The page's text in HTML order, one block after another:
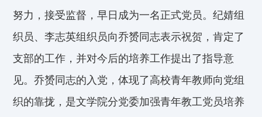
努力，接受监督，早日成为一名正式党员。纪婧组
织员、李志英组织员向乔赟同志表示祝贺，肯定了
支部的工作，并对今后的培养工作提出了指导意
见。乔赟同志的入党，体现了高校青年教师向党组
织的靠拢，是文学院分党委加强青年教工党员培养